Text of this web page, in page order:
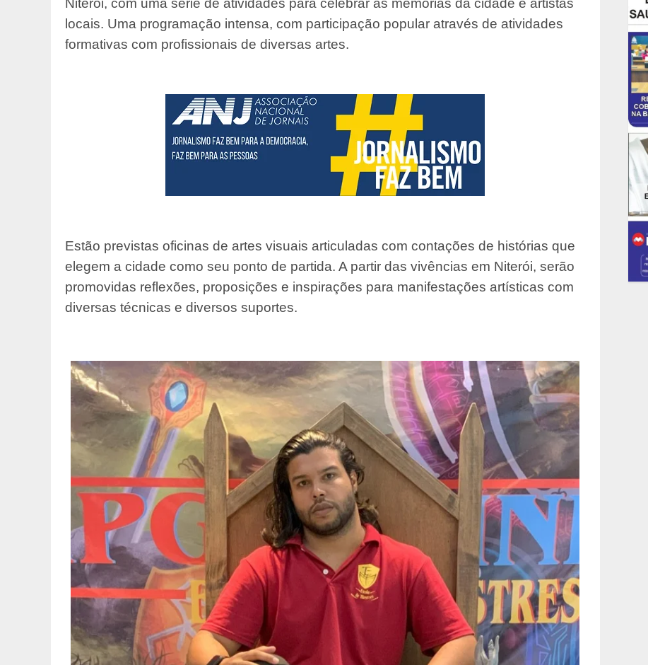
Niterói, com uma série de atividades para celebrar as memórias da cidade e artistas
locais. Uma programação intensa, com participação popular através de atividades
formativas com profissionais de diversas artes.
Estão previstas oficinas de artes visuais articuladas com contações de histórias que
elegem a cidade como seu ponto de partida. A partir das vivências em Niterói, serão
promovidas reflexões, proposições e inspirações para manifestações artísticas com
diversas técnicas e diversos suportes.